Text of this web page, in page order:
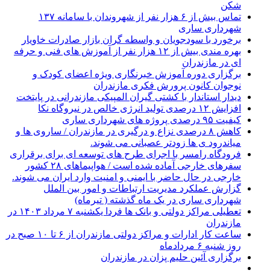
شکن
تماس بیش از ۶ هزار نفر از شهروندان با سامانه ۱۳۷
شهرداری ساری
برخورد با سودجویان و واسطه گران بازار صادرات خاویار
بهره مندی بیش از ۱۲ هزار نفر از آموزش های فنی و حرفه
ای در مازندران
برگزاری دوره آموزش خبرنگاری ویژه اعضای کودک و
نوجوان کانون پرورش فکری مازندران
دیدار استاندار با کشتی گیران المپیکی مازندرانی در پایتخت
افزایش ۱۲ درصدی تولید انرژی خالص در نیروگاه نکا
کیفیت ۹۵ درصدی پروژه های شهرداری ساری
کاهش ۸ درصدی نزاع و درگیری در مازندران / ساروی ها و
میاندرود ی ها زودتر عصبانی می شوند.
فرودگاه رامسر با اجرای طرح های توسعه ای برای برقراری
سفرهای خارجی آماده شده است / هواپیماهای ۲۸ کشور
خارجی در حال حاضر با ایمنی و امنیت وارد ایران می شوند.
گزارش عملکرد مدیریت ارتباطات و امور بین الملل
شهرداری ساری در یک ماه گذشته ( تیرماه)
تعطیلی مراکز دولتی و بانک ها فردا یکشنبه ۷ مرداد ۱۴۰۳ در
مازندران
ساعت کار ادارات و مراکز دولتی مازندران از ۶ تا ۱۰ صبح در
روز شنبه ۶ مردادماه
برگزاری آئین حلیم پزان در مازندران